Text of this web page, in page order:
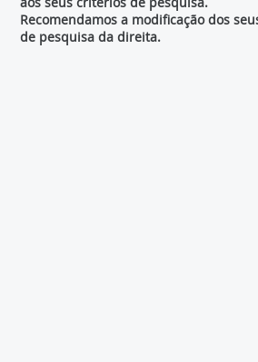
Recomendamos a modificação dos
de pesquisa da direita.